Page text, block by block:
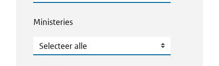
Ministeries
Ministeries